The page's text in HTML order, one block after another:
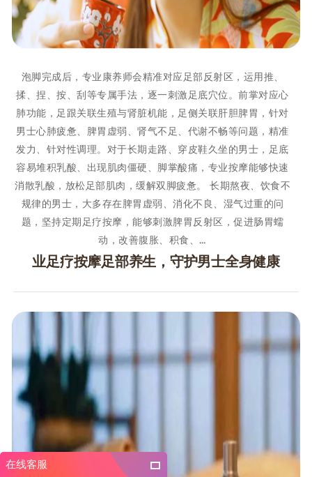
在线客服
泡脚完成后，专业康养师会精准对应足部反射区，运用推、
揉、捏、按、刮等专属手法，逐一刺激足底穴位。前掌对应心
肺功能，足跟关联生殖与肾脏机能，足侧关联肝胆脾胃，针对
男士心肺疲惫、脾胃虚弱、肾气不足、代谢不畅等问题，精准
发力、针对性调理。对于长期走路、穿皮鞋久坐的男士，足底
容易堆积乳酸、出现肌肉僵硬、脚掌酸痛，专业按摩能够快速
消散乳酸，放松足部肌肉，缓解双脚疲惫。 长期熬夜、饮食不
规律的男士，大多存在脾胃虚弱、消化不良、湿气过重的问
题，坚持定期足疗按摩，能够刺激脾胃反射区，促进肠胃蠕
动，改善腹胀、积食、…
业足疗按摩足部养生，守护男士全身健康